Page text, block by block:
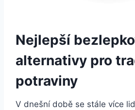
Nejlepší
alternativy pro
potraviny
V dnešní době se stále více